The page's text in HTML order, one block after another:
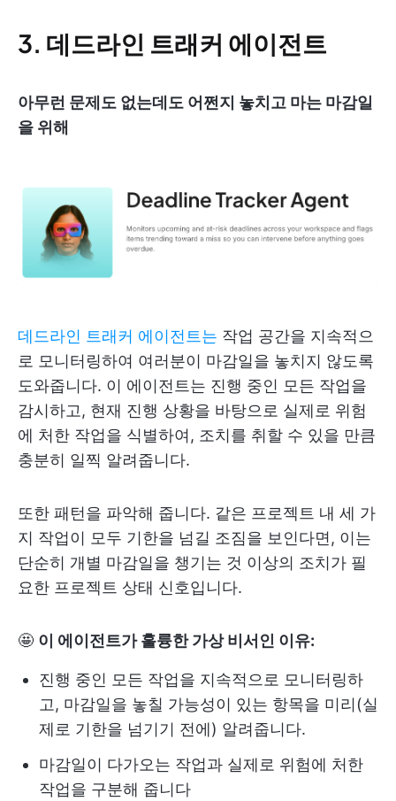
3. 데드라인 트래커 에이전트
아무런 문제도 없는데도 어쩐지 놓치고 마는 마감일
을 위해
데드라인 트래커 에이전트는 작업 공간을 지속적으
로 모니터링하여 여러분이 마감일을 놓치지 않도록
도와줍니다. 이 에이전트는 진행 중인 모든 작업을
감시하고, 현재 진행 상황을 바탕으로 실제로 위험
에 처한 작업을 식별하여, 조치를 취할 수 있을 만큼
충분히 일찍 알려줍니다.
또한 패턴을 파악해 줍니다. 같은 프로젝트 내 세 가
지 작업이 모두 기한을 넘길 조짐을 보인다면, 이는
단순히 개별 마감일을 챙기는 것 이상의 조치가 필
요한 프로젝트 상태 신호입니다.
🤩 이 에이전트가 훌륭한 가상 비서인 이유:
진행 중인 모든 작업을 지속적으로 모니터링하
고, 마감일을 놓칠 가능성이 있는 항목을 미리(실
제로 기한을 넘기기 전에) 알려줍니다.
마감일이 다가오는 작업과 실제로 위험에 처한
작업을 구분해 줍니다